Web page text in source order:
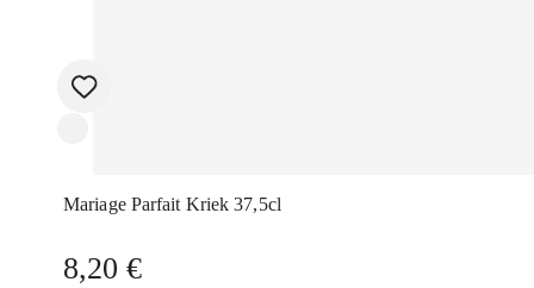
Mariage Parfait Kriek 37,5cl
8,20 €